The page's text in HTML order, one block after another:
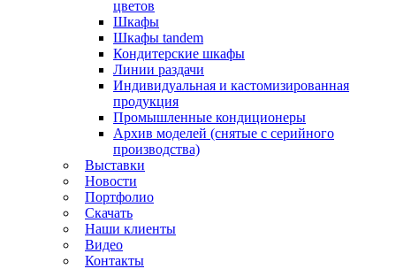
цветов
Шкафы
Шкафы tandem
Кондитерские шкафы
Линии раздачи
Индивидуальная и кастомизированная
продукция
Промышленные кондиционеры
Архив моделей (снятые с серийного
производства)
Выставки
Новости
Портфолио
Скачать
Наши клиенты
Видео
Контакты